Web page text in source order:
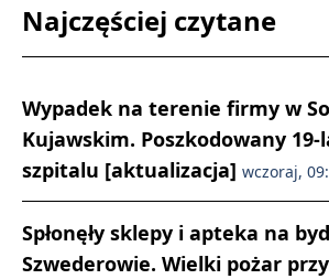
Najczęściej czytane
Wypadek na terenie firmy w
Kujawskim. Poszkodowany 19-
szpitalu [aktualizacja] wczoraj,
Spłonęły sklepy i apteka na
Szwederowie. Wielki pożar